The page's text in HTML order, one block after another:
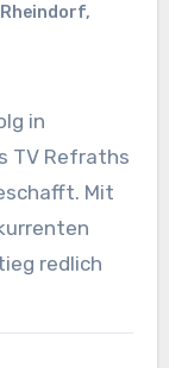
,
TV Refraths
Mit
redlich